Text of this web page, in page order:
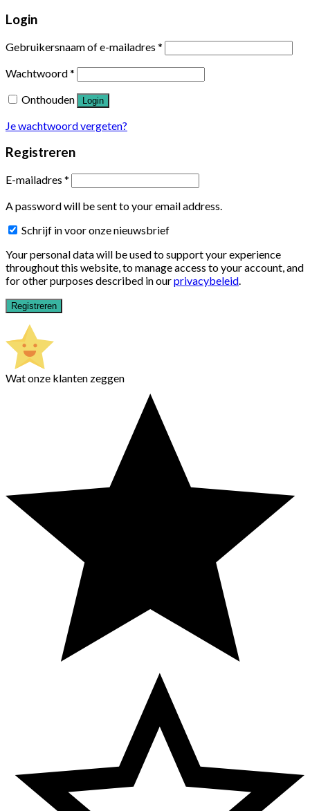
Login
Gebruikersnaam of e-mailadres *
Wachtwoord*
Onthouden
Login
Je wachtwoord vergeten?
Registreren
E-mailadres *
A password will be sent to your email address.
Schrijf in voor onze nieuwsbrief
Your personal data will be used to support your experience
throughout this website, to manage access to your account, and
for other purposes described in ourprivacybeleid.
Registreren
Wat onze klanten zeggen